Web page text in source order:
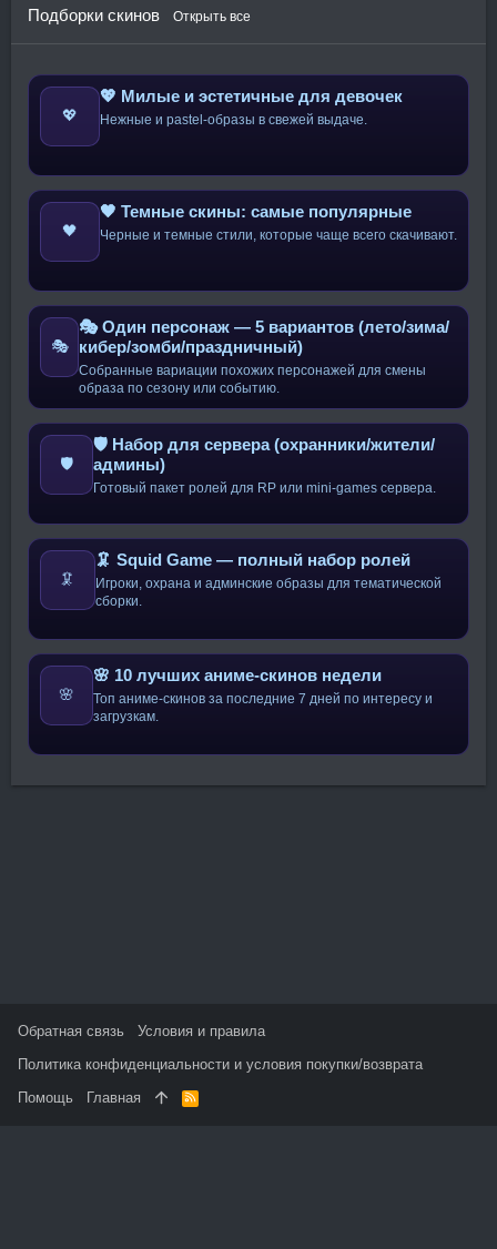
Подборки скинов Открыть все
💖
💖 Милые и эстетичные для девочек
Нежные и pastel-образы в свежей выдаче.
🖤
🖤 Темные скины: самые популярные
Черные и темные стили, которые чаще всего скачивают.
🎭
🎭 Один персонаж — 5 вариантов (лето/зима/
кибер/зомби/праздничный)
Собранные вариации похожих персонажей для смены
образа по сезону или событию.
🛡️
🛡️ Набор для сервера (охранники/жители/
админы)
Готовый пакет ролей для RP или mini-games сервера.
🦑
🦑 Squid Game — полный набор ролей
Игроки, охрана и админские образы для тематической
сборки.
🌸
🌸 10 лучших аниме-скинов недели
Топ аниме-скинов за последние 7 дней по интересу и
загрузкам.
Обратная связь
Условия и правила
Политика конфиденциальности и условия покупки/возврата
Помощь
Главная
R